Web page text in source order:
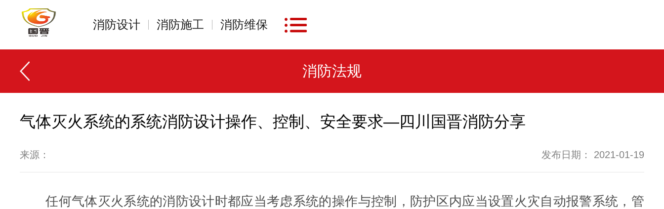
消防设计 消防施工 消防维保
消防法规
气体灭火系统的系统消防设计操作、控制、安全要求—四川国晋消防分享
来源： 发布日期： 2021-01-19
任何气体灭火系统的消防设计时都应当考虑系统的操作与控制，防护区内应当设置火灾自动报警系统，管